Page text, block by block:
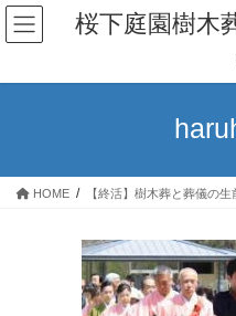
コ
ン
ン
ナ
ビ
ー
桜下庭園樹木
HOME 【終活】樹木葬と葬儀の生